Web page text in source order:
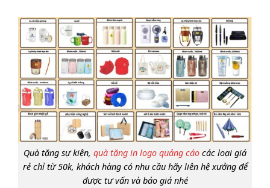
Quà tặng sự kiện, quà tặng in logo quảng cáo các loại giá
rẻ chỉ từ 50k, khách hàng có nhu cầu hãy liên hệ xưởng để
được tư vấn và báo giá nhé